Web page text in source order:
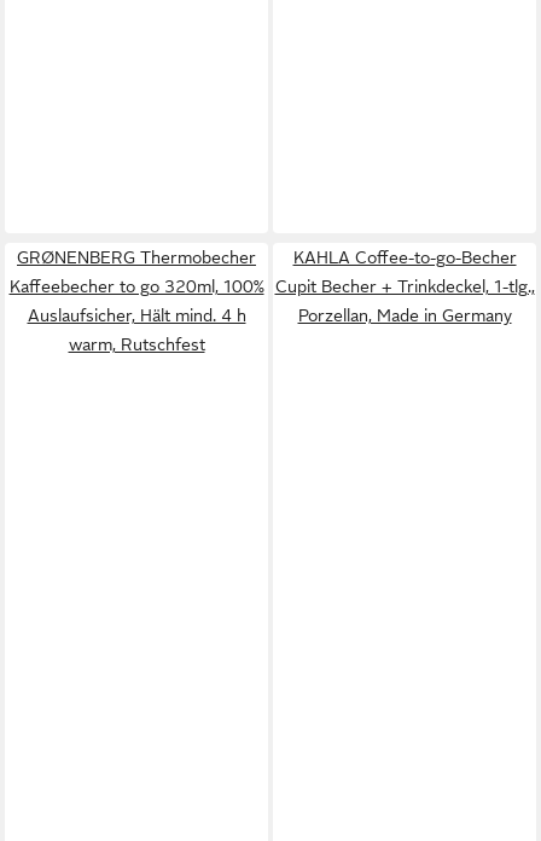
GRØNENBERG Thermobecher
Kaffeebecher to go 320ml, 100%
Auslaufsicher, Hält mind. 4 h
warm, Rutschfest
KAHLA Coffee-to-go-Becher
Cupit Becher + Trinkdeckel, 1-tlg.,
Porzellan, Made in Germany